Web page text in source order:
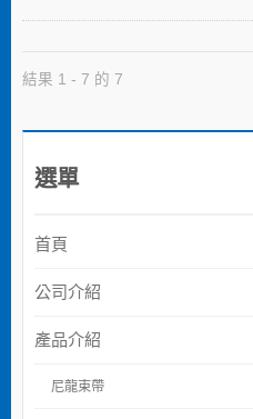
結果 1 - 7 的 7
選單
首頁
公司介紹
產品介紹
尼龍束帶